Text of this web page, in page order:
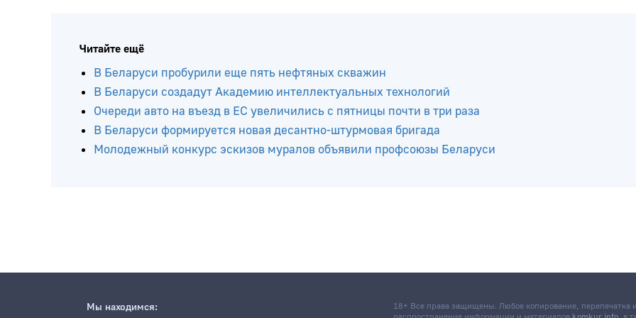
Читайте ещё
В Беларуси пробурили еще пять нефтяных скважин
В Беларуси создадут Академию интеллектуальных технологий
Очереди авто на въезд в ЕС увеличились с пятницы почти в три раза
В Беларуси формируется новая десантно-штурмовая бригада
Молодежный конкурс эскизов муралов объявили профсоюзы Беларуси
Мы находимся:
18+ Все права защищены. Любое копирование, перепечатка